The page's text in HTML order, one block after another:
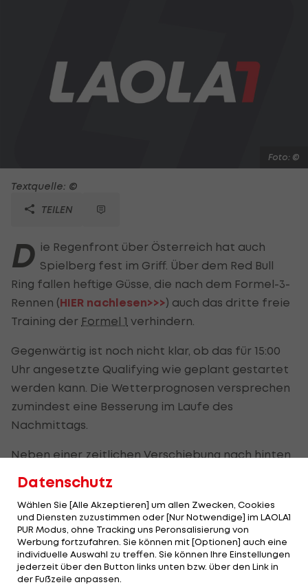
Foto: ©
Textquelle: ©
TEILEN
D ie Regenfront über Österreich hat auch
Spielberg fest im Griff. Über dem Red Bull
Ring fallen heftige Güsse, die nach dem Formel-3-
Rennen (HIER nachlesen>>>) auch das dritte freie
Training der Formel 1 verhindern.
Gegenwärtig ist noch nicht klar, ob das für 15:00
Uhr angesetzte Qualifying wie geplant gestartet
werden kann. Die Wetterprognosen versprechen
zumindest eine Besserung im Laufe des
Nachmittags.
Neben einer zeitlichen Verschiebung nach hinten
Sonntagvormittag eine Option, wie es vor einiger
Zeit schon in Japan gehandhabt werden musste.
Dies ginge zulasten der Rahmenserien.
Sollte auch diese Variante nicht möglich sein,
wäre das Ergebnis des zweiten freien Trainings
Datenschutz
Wählen Sie [Alle Akzeptieren] um allen Zwecken, Cookies
und Diensten zuzustimmen oder [Nur Notwendige] im LAOLA1
PUR Modus, ohne Tracking uns Peronsalisierung von
Werbung fortzufahren. Sie können mit [Optionen] auch eine
individuelle Auswahl zu treffen. Sie können Ihre Einstellungen
jederzeit über den Button links unten bzw. über den Link in
der Fußzeile anpassen.